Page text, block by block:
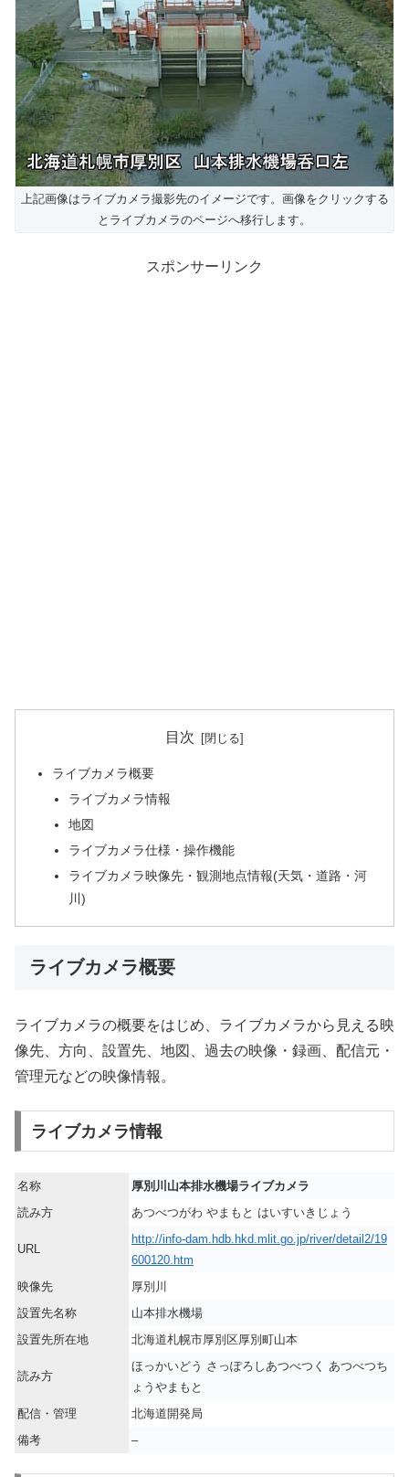
上記画像はライブカメラ撮影先のイメージです。画像をクリックする
とライブカメラのページへ移行します。
スポンサーリンク
目次
ライブカメラ概要
ライブカメラ情報
地図
ライブカメラ仕様・操作機能
ライブカメラ映像先・観測地点情報(天気・道路・河
川)
ライブカメラ概要
ライブカメラの概要をはじめ、ライブカメラから見える映
像先、方向、設置先、地図、過去の映像・録画、配信元・
管理元などの映像情報。
ライブカメラ情報
名称
厚別川山本排水機場ライブカメラ
読み方
あつべつがわ やまもと はいすいきじょう
URL
http://info-dam.hdb.hkd.mlit.go.jp/river/detail2/19
600120.htm
映像先
厚別川
設置先名称
山本排水機場
設置先所在地
北海道札幌市厚別区厚別町山本
読み方
ほっかいどう さっぽろしあつべつく あつべつち
ょうやまもと
配信・管理
北海道開発局
備考
–